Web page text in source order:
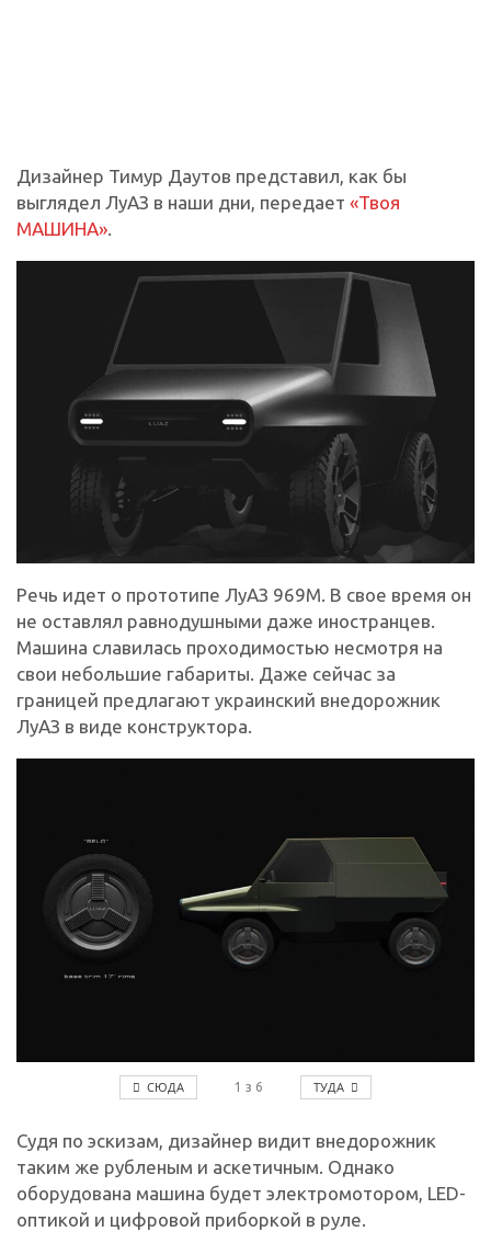
Дизайнер Тимур Даутов представил, как бы
выглядел ЛуАЗ в наши дни, передает «Твоя
МАШИНА».
Речь идет о прототипе ЛуАЗ 969М. В свое время он
не оставлял равнодушными даже иностранцев.
Машина славилась проходимостью несмотря на
свои небольшие габариты. Даже сейчас за
границей предлагают украинский внедорожник
ЛуАЗ в виде конструктора.
СЮДА 1 з 6 ТУДА
Судя по эскизам, дизайнер видит внедорожник
таким же рубленым и аскетичным. Однако
оборудована машина будет электромотором, LED-
оптикой и цифровой приборкой в руле.